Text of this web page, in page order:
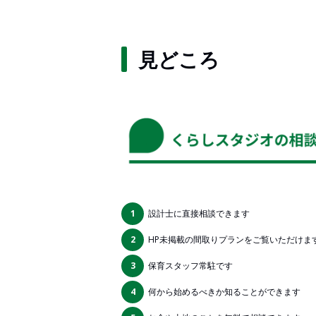
見どころ
1 設計士に直接相談できます
2 HP未掲載の間取りプランをご覧いただけま
3 保育スタッフ常駐です
4 何から始めるべきか知ることができます